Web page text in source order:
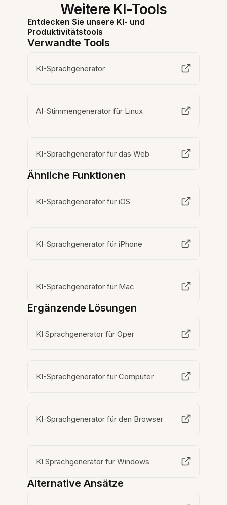
Weitere KI-Tools
Entdecken Sie unsere KI- und
Produktivitätstools
Verwandte Tools
KI-Sprachgenerator
AI-Stimmengenerator für Linux
KI-Sprachgenerator für das Web
Ähnliche Funktionen
KI-Sprachgenerator für iOS
KI-Sprachgenerator für iPhone
KI-Sprachgenerator für Mac
Ergänzende Lösungen
KI Sprachgenerator für Oper
KI-Sprachgenerator für Computer
KI-Sprachgenerator für den Browser
KI Sprachgenerator für Windows
Alternative Ansätze